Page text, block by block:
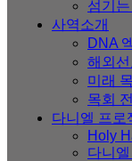
섬기
사역소개
DNA
해외
미래
목회
다니엘 프로
Holy
다니엘